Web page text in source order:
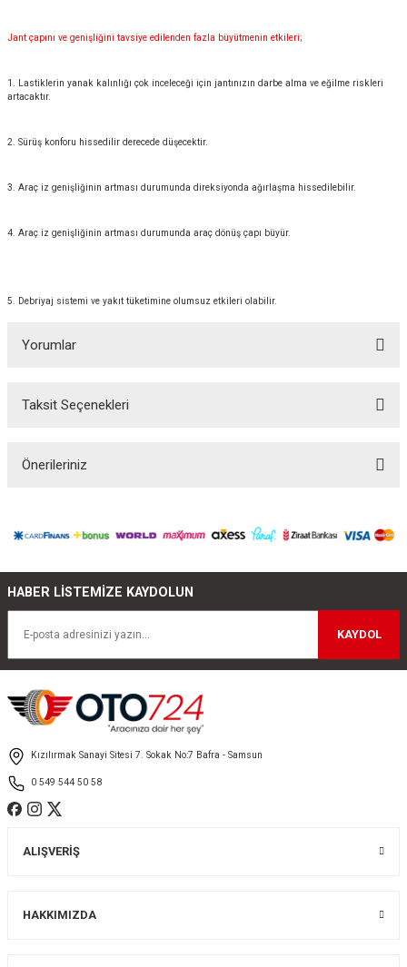
Jant çapını ve genişliğini tavsiye edilenden fazla büyütmenin etkileri;
1. Lastiklerin yanak kalınlığı çok inceleceği için jantınızın darbe alma ve eğilme riskleri
artacaktır.
2. Sürüş konforu hissedilir derecede düşecektir.
3. Araç iz genişliğinin artması durumunda direksiyonda ağırlaşma hissedilebilir.
4. Araç iz genişliğinin artması durumunda araç dönüş çapı büyür.
5. Debriyaj sistemi ve yakıt tüketimine olumsuz etkileri olabilir.
Yorumlar
Bu ürüne ilk yorumu siz yapın!
Taksit Seçenekleri
Önerileriniz
iletebilirsiniz.
Ürün açıklamasında eksik bilgiler bulunuyor.
Bu ürüne benzer farklı alternatifler olmalı.
HABER LİSTEMİZE KAYDOLUN
KAYDOL
Kızılırmak Sanayi Sitesi 7. Sokak No:7 Bafra - Samsun
0 549 544 50 58
ALIŞVERİŞ
HAKKIMIZDA